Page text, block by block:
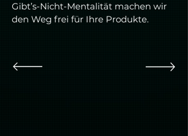
Gibt’s-Nicht-Mentalität machen wir
den Weg frei für Ihre Produkte.